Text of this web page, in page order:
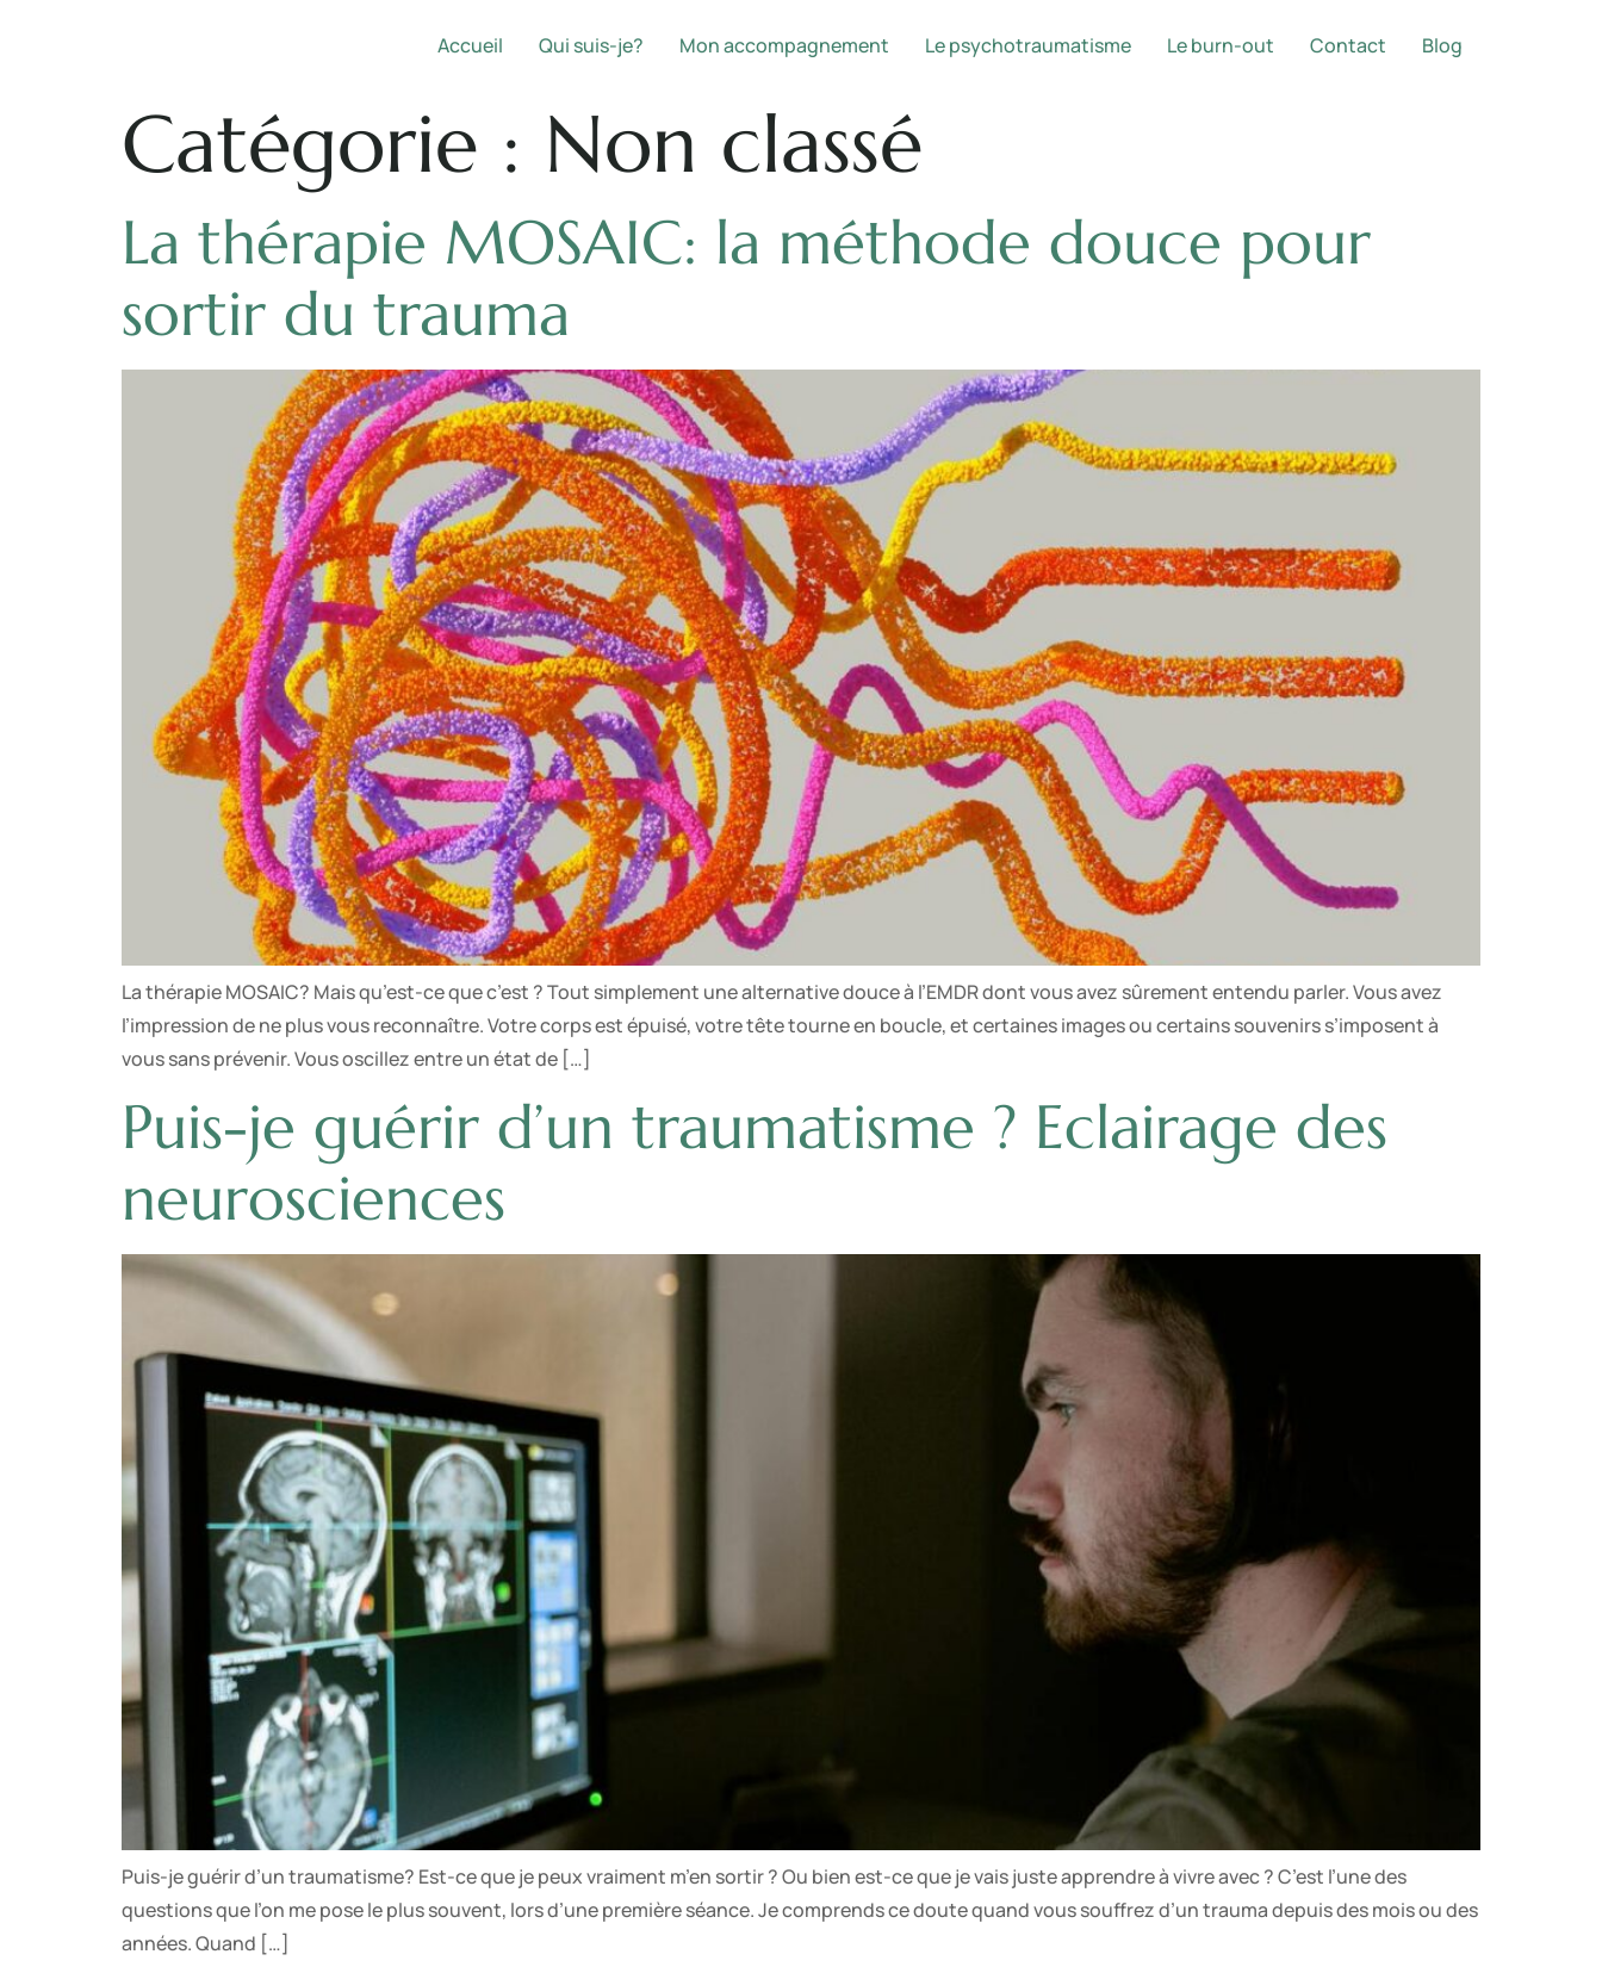
Accueil Qui suis-je? Mon accompagnement Le psychotraumatisme Le burn-out Contact Blog
Catégorie : Non classé
La thérapie MOSAIC: la méthode douce pour
sortir du trauma
La thérapie MOSAIC? Mais qu’est-ce que c’est ? Tout simplement une alternative douce à l’EMDR dont vous avez sûrement entendu parler. Vous avez
l’impression de ne plus vous reconnaître. Votre corps est épuisé, votre tête tourne en boucle, et certaines images ou certains souvenirs s’imposent à
vous sans prévenir. Vous oscillez entre un état de […]
Puis-je guérir d’un traumatisme ? Eclairage des
neurosciences
Puis-je guérir d’un traumatisme? Est-ce que je peux vraiment m’en sortir ? Ou bien est-ce que je vais juste apprendre à vivre avec ? C’est l’une des
questions que l’on me pose le plus souvent, lors d’une première séance. Je comprends ce doute quand vous souffrez d’un trauma depuis des mois ou des
années. Quand […]